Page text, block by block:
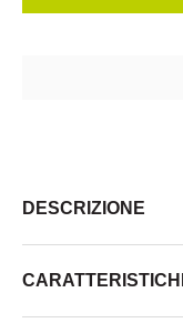
DESCRIZIONE